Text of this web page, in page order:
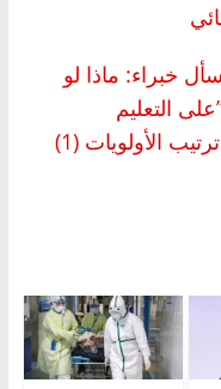
خبراء: ماذا لو
التعليم
الأولويات (1)